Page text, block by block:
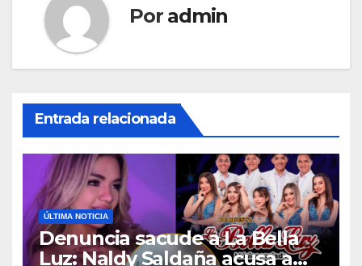
Por admin
Entrada relacionada
ÚLTIMA NOTICIA
Denuncia sacude a La Bella
Luz: Naldy Saldaña acusa a